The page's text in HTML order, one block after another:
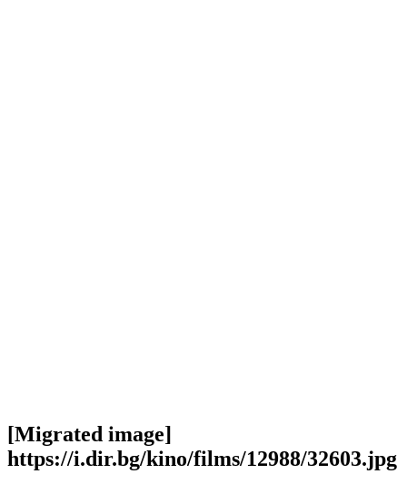
[Migrated image]
https://i.dir.bg/kino/films/12988/32603.jpg